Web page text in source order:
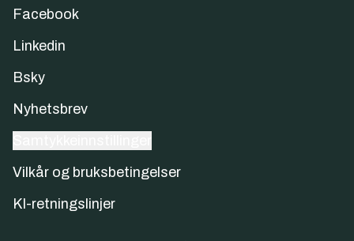
Facebook
Linkedin
Bsky
Nyhetsbrev
Vilkår og bruksbetingelser
KI-retningslinjer